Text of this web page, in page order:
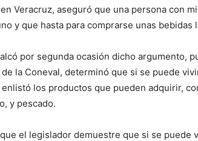
Veracruz, aseguró que una persona con
y que hasta para comprarse unas bebidas
por segunda ocasión dicho argumento,
la Coneval, determinó que si se puede
los productos que pueden adquirir,
y pescado.
el legislador demuestre que si se puede